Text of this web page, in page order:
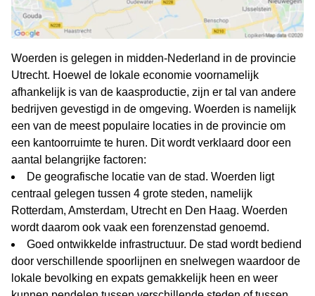
Woerden is gelegen in midden-Nederland in de provincie
Utrecht. Hoewel de lokale economie voornamelijk
afhankelijk is van de kaasproductie, zijn er tal van andere
bedrijven gevestigd in de omgeving. Woerden is namelijk
een van de meest populaire locaties in de provincie om
een kantoorruimte te huren. Dit wordt verklaard door een
aantal belangrijke factoren:
De geografische locatie van de stad. Woerden ligt
centraal gelegen tussen 4 grote steden, namelijk
Rotterdam, Amsterdam, Utrecht en Den Haag. Woerden
wordt daarom ook vaak een forenzenstad genoemd.
Goed ontwikkelde infrastructuur. De stad wordt bediend
door verschillende spoorlijnen en snelwegen waardoor de
lokale bevolking en expats gemakkelijk heen en weer